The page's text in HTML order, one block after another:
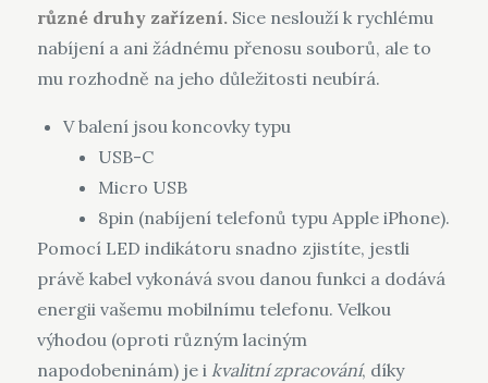
různé druhy zařízení.Sice neslouží k rychlému
nabíjení a ani žádnému přenosu souborů, ale to
mu rozhodně na jeho důležitosti neubírá.
V balení jsou koncovky typu
USB-C
Micro USB
8pin (nabíjení telefonů typu Apple iPhone).
Pomocí LED indikátoru snadno zjistíte, jestli
právě kabel vykonává svou danou funkci a dodává
energii vašemu mobilnímu telefonu. Velkou
výhodou (oproti různým laciným
napodobeninám) je i kvalitní zpracování, díky